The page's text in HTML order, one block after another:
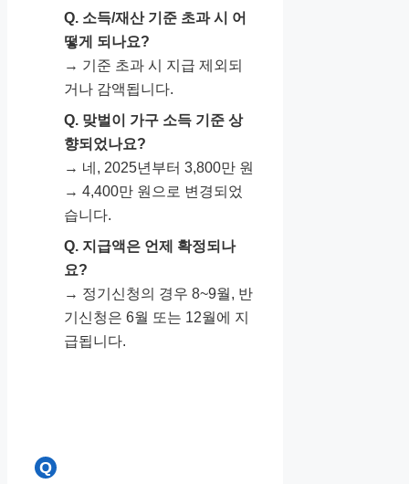
Q. 소득/재산 기준 초과 시 어
떻게 되나요?
→ 기준 초과 시 지급 제외되
거나 감액됩니다.
Q. 맞벌이 가구 소득 기준 상
향되었나요?
→ 네, 2025년부터 3,800만 원
→ 4,400만 원으로 변경되었
습니다.
Q. 지급액은 언제 확정되나
요?
→ 정기신청의 경우 8~9월, 반
기신청은 6월 또는 12월에 지
급됩니다.
Q